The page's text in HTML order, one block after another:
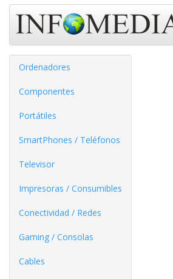
Ordenadores
Componentes
Portátiles
SmartPhones / Teléfonos
Televisor
Impresoras / Consumibles
Conectividad / Redes
Gaming / Consolas
Cables